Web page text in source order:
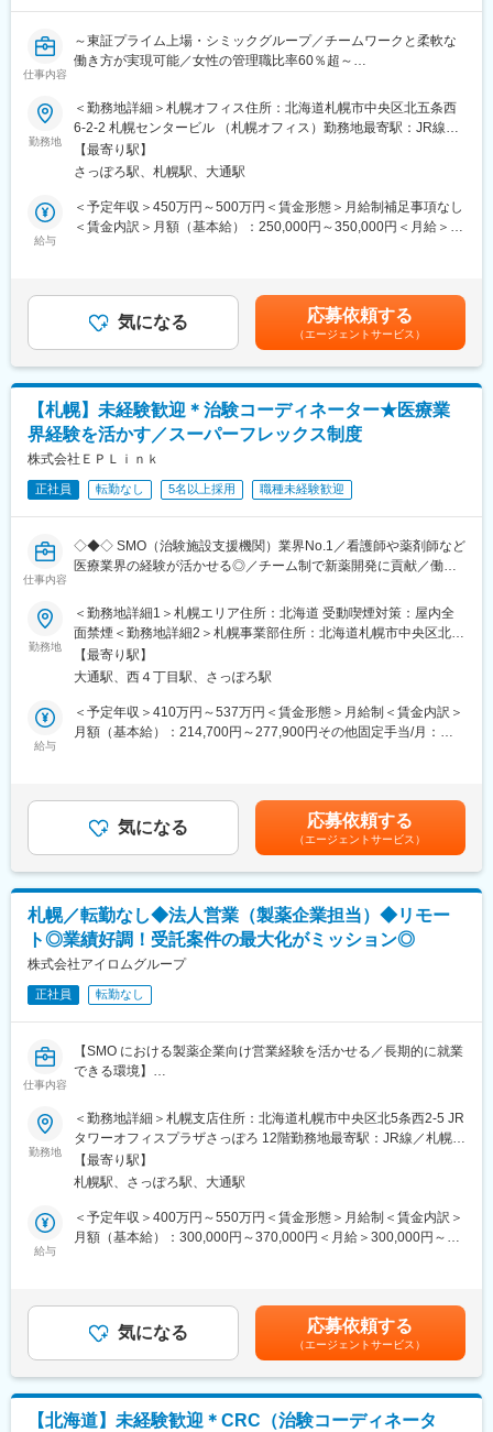
ど、徐々に業務を身に着けていきます。確認テストやチェックシ
ートを用いながら習熟度を測り、入社後1年程度で一人で担当を持
てるようになります。なお、その後も定期的に中途入社者に対し
てフォローを行う体制が整っています。
・チームワーク：通常は1人で業務にあたることが多いですが、困
ったときや先輩や上司がサポートしてくれるため、安心して進め
られます。また、家族の急な体調不良や突発休の場合にも周囲が
代理対応をしてくれる風土があり、チームワークが強みです。
した。管理職における女性比率も63.6%と、ライフイベントの多
い女性も活躍しやすい環境です。正社員の場合、転勤可能性はあ
仕事内容
～東証プライム上場・シミックグループ／チームワークと柔軟な
働き方が実現可能／女性の管理職比率60％超～
や私たちのQOLを向上させるべく、新しい治療法を開発する必要
があります。今回はそのための治験を実施する際の患者さんおよ
び医療機関のサポートを担う治験コーディネーター（通称CRC）
を募集しています。
・治験被験者である患者さんへの内容説明補助、ケア／相談
・治験担当医師の補助
・検査／投薬スケジュール調整、治験データの管理 など
奮闘する医師やスタッフなど携わる相手が多いです。現在治療法
がなく苦しんでいる患者さんに対して薬を届けられたり、最前線
で治療にあたる医師やスタッフのサポートを行え、治験が無事に
など未経験で転職してくる方も多いです。そのため教育体制が充
実しています。入社は原則偶数月と決まっており、同期入社者と
ともに2週間弱本社にて集合研修を行います。会社のことや業務を
遂行する上で必要な法令から実務まで座学中心でロープレを交え
ながら学んでいきます。その後、各拠点に配属され先輩社員から
業務を引継ぎながらOJT担当者とともに医療機関へ同行するな
ど、徐々に業務を身に着けていきます。確認テストやチェックシ
ートを用いながら習熟度を測り、入社後1年程度で一人で担当を持
てるようになります。なお、その後も定期的に中途入社者に対し
てフォローを行う体制が整っています。
・チームワーク：通常は1人で業務にあたることが多いですが、困
ったときや先輩や上司がサポートしてくれるため、安心して進め
られます。また、家族の急な体調不良や突発休の場合にも周囲が
代理対応をしてくれる風土があり、チームワークが強みです。
した。管理職における女性比率も63.6%と、ライフイベントの多
い女性も活躍しやすい環境です。正社員の場合、転勤可能性はあ
勤務地
＜勤務地詳細＞札幌オフィス住所：北海道札幌市中央区北五条西
6-2-2 札幌センタービル （札幌オフィス）勤務地最寄駅：JR線／
札幌駅受動喫煙対策：屋内全面禁煙変更の範囲：会社の定める事
業所
【最寄り駅】
さっぽろ駅、札幌駅、大通駅
給与
＜予定年収＞450万円～500万円＜賃金形態＞月給制補足事項なし
＜賃金内訳＞月額（基本給）：250,000円～350,000円＜月給＞
賞与2回（昨年度実績：4.4ヶ月）賃金はあくまでも目安の金額で
あり、選考を通じて上下する可能性があります。月給(月額)は固定
手当を含めた表記です。
気になる 応募依頼する
（エージェントサービス）
【札幌】未経験歓迎＊治験コーディネーター★医療業
界経験を活かす／スーパーフレックス制度
株式会社ＥＰＬｉｎｋ
正社員 転勤なし 5名以上採用 職種未経験歓迎
仕事内容
◇◆◇ SMO（治験施設支援機関）業界No.1／看護師や薬剤師など
医療業界の経験が活かせる◎／チーム制で新薬開発に貢献／働き
【CRC=治験コーディネーターとは？】
病院・クリニックを訪問して、患者様や医師や院内スタッフ、さ
らに製薬企業との連絡・調整役を担います。また、治験を受けて
いただく患者様の相談相手となり、じっくり向き合う仕事です。
【CRCのやりがい】
接聞けることもあります。患者様や医療機関から「ありがとう」
と感謝の言葉をいただけたときの喜びは、ひとしおです。
■午前：
・治験の進捗状況の確認や患者様対応の予定などを、院内の治験
事務局に共有
・来院された患者様の診察や検査に同席し、治験が手順通りに行
われているか、患者様の状態変化が無いかを確認します。
■午後：
・患者様の報告書作成
・治験の参加候補となる患者様をカルテから探す
・医師との打ち合わせ
■基礎研修が充実：
入社後1か月は研修期間となります。ビジネスマナーやPCスキル
研修が入社後研修としてあり、PC慣れしていない方も安心してご
入社いただけます。
現場配属後は、OJTで独り立ちまでサポートその後も定期的なフ
ォローアップ研修や、専門性を高める継続研修、階層別研修など
・ご自宅から1時間程度で通える施設をお任せする予定です。
・スーパーフレックスタイム制を導入しており、社員自身が業務
のスケジュールに合わせて始業、就業時間を決めることができま
す。
・5日間のリフレッシュ休暇制度や、時間単位で取得できる有給休
暇。
勤務地
＜勤務地詳細1＞札幌エリア住所：北海道 受動喫煙対策：屋内全
面禁煙＜勤務地詳細2＞札幌事業部住所：北海道札幌市中央区北一
条西4-2-2 札幌ノースプラザ11階 勤務地最寄駅：札幌市営地下鉄
線／大通駅受動喫煙対策：屋内全面禁煙変更の範囲：会社の定め
【最寄り駅】
大通駅、西４丁目駅、さっぽろ駅
給与
＜予定年収＞410万円～537万円＜賃金形態＞月給制＜賃金内訳＞
月額（基本給）：214,700円～277,900円その他固定手当/月：
CRC手当・休日連絡対応手当■賞与：年2回（6月、12月）／昇
給：年1回（10月）※業績に応じ、決算賞与（秋季賞与）支給の場
合あり（10月）■時間外・休日出勤手当等の割増賃金は別途支給
賃金はあくまでも目安の金額であり、選考を通じて上下する可能
性があります。月給(月額)は固定手当を含めた表記です。
気になる 応募依頼する
（エージェントサービス）
札幌／転勤なし◆法人営業（製薬企業担当）◆リモー
ト◎業績好調！受託案件の最大化がミッション◎
株式会社アイロムグループ
正社員 転勤なし
仕事内容
【SMO における製薬企業向け営業経験を活かせる／長期的に就業
できる環境】
■募集背景：
製薬企業とのアライアンスを深化させ、治験案件受託を最大化す
るため、戦略的視点で営業をリードできるフィールドセールスエ
キスパートを募集します。治験施設支援機関（SMO）の営業に精
通し、提案設計・予算戦略・交渉・クロージングまでを一貫して
ドライブできるリーダー人材を求めています。
スト」と連携し、案件ごとの最適な受託条件を設計し、受注確度
とを収益性を最大化します。
・治験ごとの受託戦略立案・提案シナリオ設計
・調査表結果の分析・傾向把握・次アクションの策定
勤務地
＜勤務地詳細＞札幌支店住所：北海道札幌市中央区北5条西2-5 JR
タワーオフィスプラザさっぽろ 12階勤務地最寄駅：JR線／札幌駅
受動喫煙対策：屋内全面禁煙
【最寄り駅】
札幌駅、さっぽろ駅、大通駅
給与
＜予定年収＞400万円～550万円＜賃金形態＞月給制＜賃金内訳＞
月額（基本給）：300,000円～370,000円＜月給＞300,000円～
の金額であり、選考を通じて上下する可能性があります。月給(月
額)は固定手当を含めた表記です。
気になる 応募依頼する
（エージェントサービス）
【北海道】未経験歓迎＊CRC（治験コーディネータ